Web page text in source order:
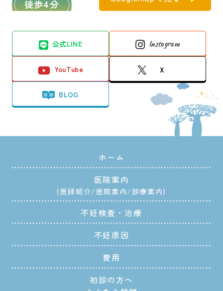
徒歩4分
公式LINE Instagram
YouTube X
BLOG
ホーム
医院案内
医師紹介 医院案内 診療案内
不妊検査・治療
不妊原因
費用
初診の方へ